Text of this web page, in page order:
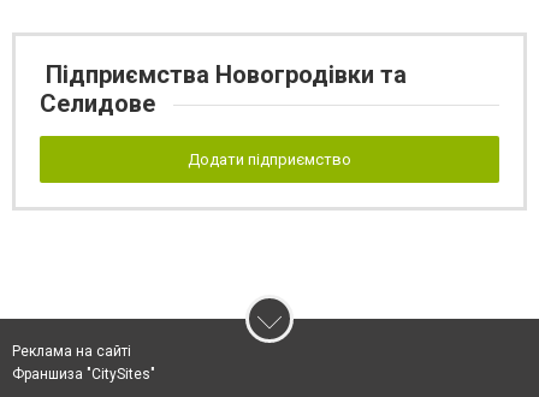
Підприємства Новогродівки та
Селидове
Додати підприємство
Реклама на сайті
Франшиза "CitySites"